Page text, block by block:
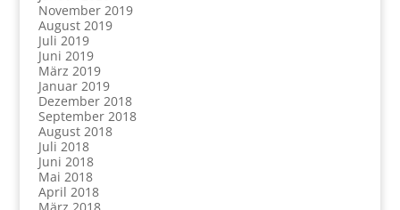
November 2019
August 2019
Juli 2019
Juni 2019
März 2019
Januar 2019
Dezember 2018
September 2018
August 2018
Juli 2018
Juni 2018
Mai 2018
April 2018